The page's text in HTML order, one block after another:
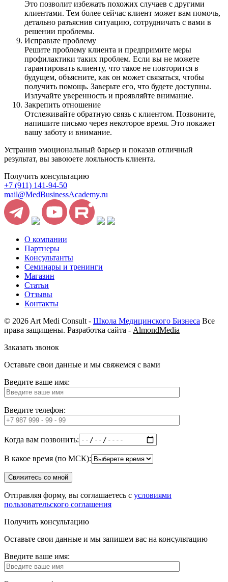
Это позволит избежать похожих случаев с другими
клиентами. Тем более сейчас клиент может вам помочь,
детально разъяснив ситуацию, сотрудничать с вами в
решении проблемы.
Исправьте проблему
Решите проблему клиента и предпримите меры
профилактики таких проблем. Если вы не можете
гарантировать клиенту, что такое не повторится в
будущем, объясните, как он может связаться, чтобы
получить помощь. Заверьте его, что будете доступны.
Излучайте уверенность и проявляйте внимание.
Закрепить отношение
Отслеживайте обратную связь с клиентом. Позвоните,
напишите письмо через некоторое время. Это покажет
вашу заботу и внимание.
Устранив эмоциональный барьер и показав отличный
результат, вы завоюете лояльность клиента.
Получить консультацию
+7 (911) 141-94-50
mail@MedBusinessAcademy.ru
О компании
Партнеры
Консультанты
Семинары и тренинги
Магазин
Статьи
Отзывы
Контакты
© 2026 Art Medi Consult - Школа Медицинского Бизнеса Все
права защищены. Разработка сайта - AlmondMedia
Заказать звонок
Оставьте свои данные и мы свяжемся с вами
Введите ваше имя:
Введите телефон:
Когда вам позвонить:
В какое время (по МСК):
Отправляя форму, вы соглашаетесь с условиями
пользовательского соглашения
Получить консультацию
Оставьте свои данные и мы запишем вас на консультацию
Введите ваше имя: